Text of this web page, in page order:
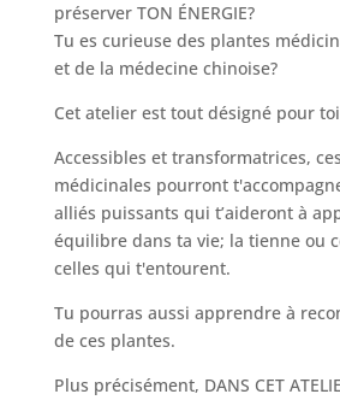
préserver TON ÉNERGIE?
Tu es curieuse des plantes
et de la médecine chinoise?
Cet atelier est tout désigné pour
Accessibles et transformatrices,
médicinales pourront
alliés puissants qui t’aideront à
équilibre dans ta vie; la tienne ou
celles qui t'entourent.
Tu pourras aussi apprendre à
de ces plantes.
Plus précisément, DANS CET